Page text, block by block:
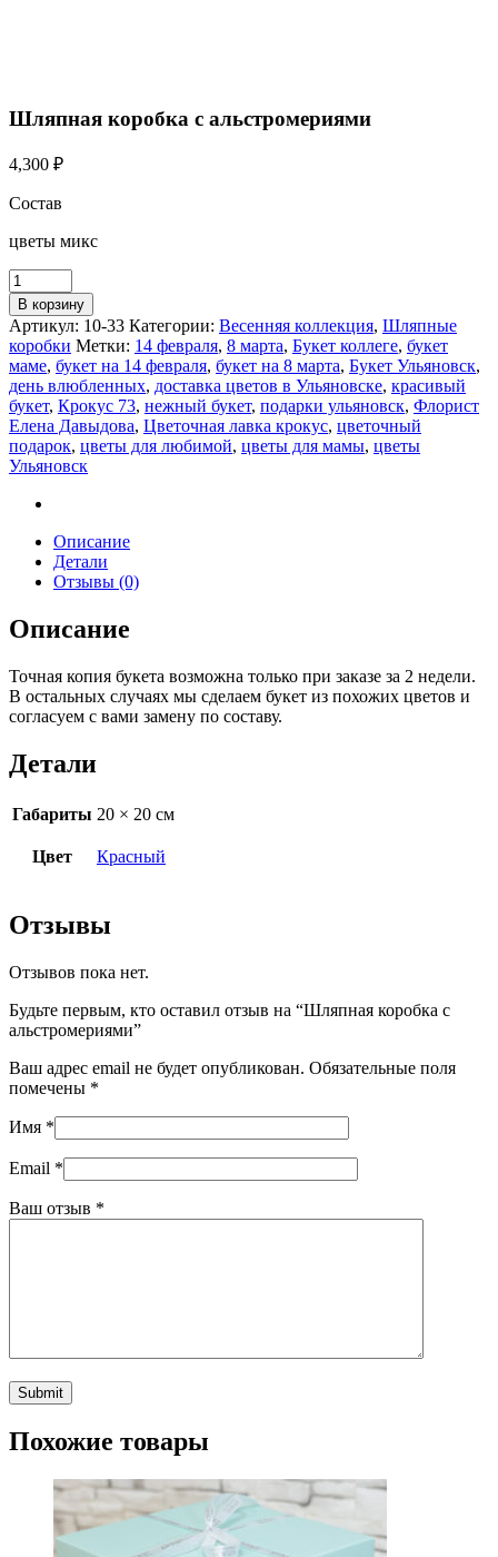
Шляпная коробка с альстромериями
4,300 ₽
Состав
цветы микс
В корзину
Артикул: 10-33 Категории: Весенняя коллекция, Шляпные
коробки Метки: 14 февраля, 8 марта, Букет коллеге, букет
маме, букет на 14 февраля, букет на 8 марта, Букет Ульяновск,
день влюбленных, доставка цветов в Ульяновске, красивый
букет, Крокус 73, нежный букет, подарки ульяновск, Флорист
Елена Давыдова, Цветочная лавка крокус, цветочный
подарок, цветы для любимой, цветы для мамы, цветы
Ульяновск
Описание
Детали
Отзывы (0)
Описание
Точная копия букета возможна только при заказе за 2 недели.
В остальных случаях мы сделаем букет из похожих цветов и
согласуем с вами замену по составу.
Детали
Габариты 20 × 20 см
Цвет Красный
Отзывы
Отзывов пока нет.
Будьте первым, кто оставил отзыв на “Шляпная коробка с
альстромериями”
Ваш адрес email не будет опубликован. Обязательные поля
помечены *
Имя *
Email *
Ваш отзыв *
Похожие товары